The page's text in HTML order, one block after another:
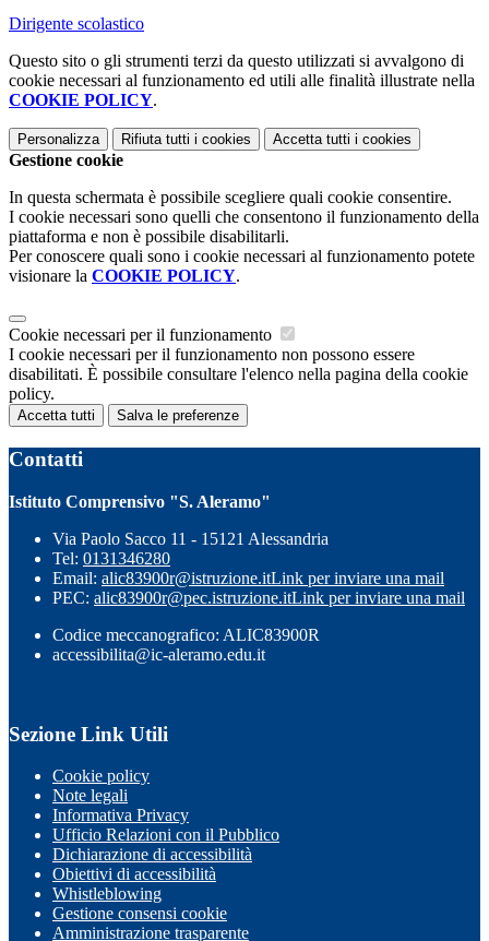
Dirigente scolastico
Questo sito o gli strumenti terzi da questo utilizzati si avvalgono di
cookie necessari al funzionamento ed utili alle finalità illustrate nella
COOKIE POLICY.
Personalizza Rifiuta tutti i cookies Accetta tutti i cookies
Gestione cookie
In questa schermata è possibile scegliere quali cookie consentire.
I cookie necessari sono quelli che consentono il funzionamento della
piattaforma e non è possibile disabilitarli.
Per conoscere quali sono i cookie necessari al funzionamento potete
visionare la COOKIE POLICY.
Cookie necessari per il funzionamento
I cookie necessari per il funzionamento non possono essere
disabilitati. È possibile consultare l'elenco nella pagina della cookie
policy.
Accetta tutti Salva le preferenze
Contatti
Istituto Comprensivo "S. Aleramo"
Via Paolo Sacco 11 - 15121 Alessandria
Tel: 0131346280
Email: alic83900r@istruzione.itLink per inviare una mail
PEC: alic83900r@pec.istruzione.itLink per inviare una mail
Codice meccanografico: ALIC83900R
accessibilita@ic-aleramo.edu.it
Sezione Link Utili
Cookie policy
Note legali
Informativa Privacy
Ufficio Relazioni con il Pubblico
Dichiarazione di accessibilità
Obiettivi di accessibilità
Whistleblowing
Gestione consensi cookie
Amministrazione trasparente